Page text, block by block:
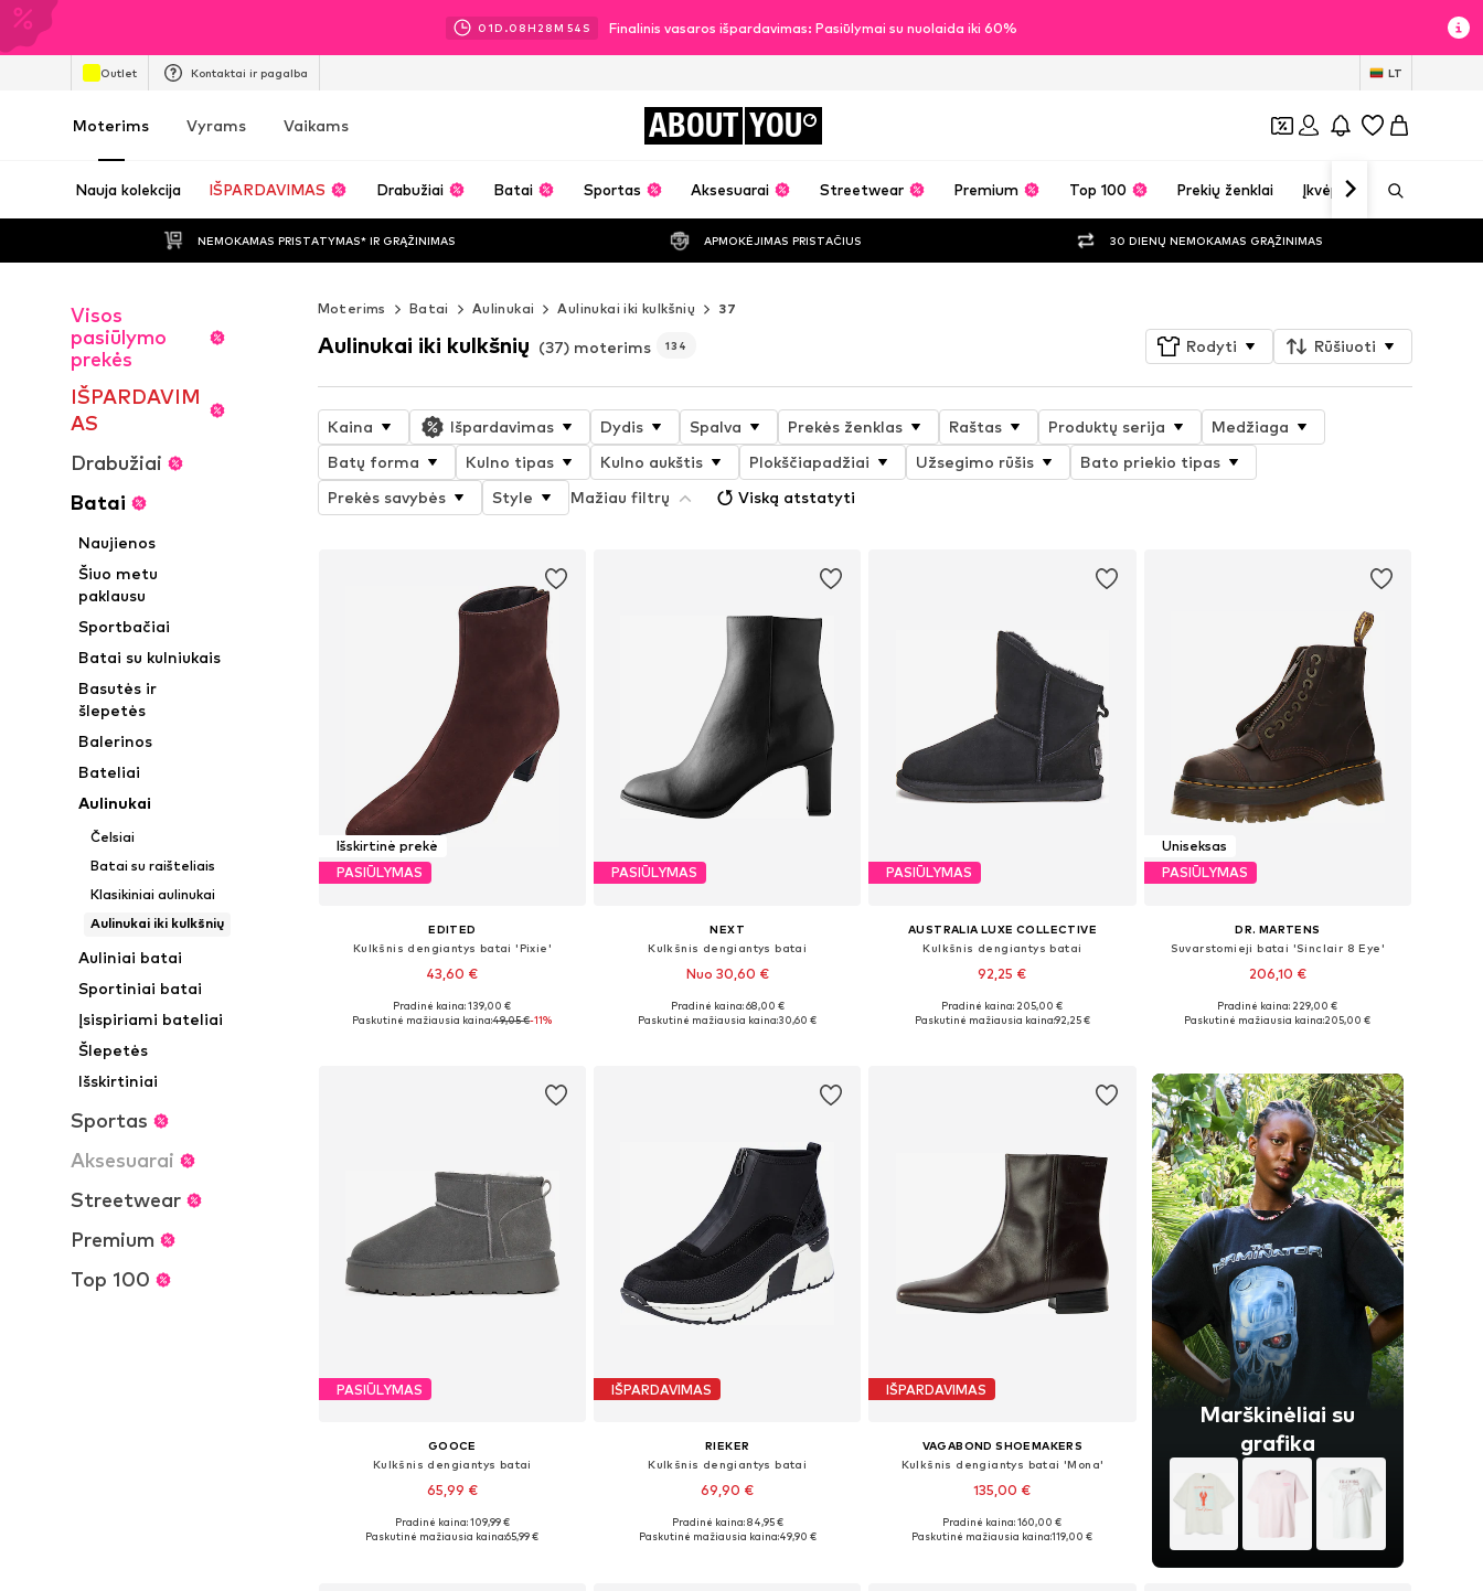
01D.08H 28M 52 S Finalinis vasaros išpardavimas: Pasiūlymai su nuolaida iki 60%
Outlet Kontaktai ir pagalba LT
Moterims Vyrams Vaikams ABOUT YOU
Nauja kolekcija IŠPARDAVIMAS Drabužiai Batai Sportas Aksesuarai Streetwear Premium Top 100 Prekių ženklai Įkvėpimas
NEMOKAMAS PRISTATYMAS* IR GRĄŽINIMAS APMOKĖJIMAS PRISTAČIUS 30 DIENŲ NEMOKAMAS GRĄŽINIMAS
Visos
pasiūlymo
prekės
IŠPARDAVIM
AS
Drabužiai
Batai
Naujienos
Šiuo metu
paklausu
Sportbačiai
Batai su kulniukais
Basutės ir
šlepetės
Balerinos
Bateliai
Aulinukai
Čelsiai
Batai su raišteliais
Klasikiniai aulinukai
Aulinukai iki kulkšnių
Auliniai batai
Sportiniai batai
Įsispiriami bateliai
Šlepetės
Išskirtiniai
Sportas
Aksesuarai
Streetwear
Premium
Top 100
Moterims Batai Aulinukai Aulinukai iki kulkšnių 37
Aulinukai iki kulkšnių (37) moterims 134 Rodyti Rūšiuoti
Kaina Išpardavimas Dydis Spalva Prekės ženklas Raštas Produktų serija
Medžiaga
Batų forma
Kulno tipas Kulno aukštis Plokščiapadžiai Užsegimo rūšis
Bato priekio tipas
Prekės savybės
Style Mažiau filtrų Viską atstatyti
Išskirtinė prekė
PASIŪLYMAS
EDITED
Kulkšnis dengiantys batai 'Pixie'
43,60 €
Galimi dydžiai: 36, 37, 38, 39, 40
Pradinė kaina: 139,00 €
Paskutinė mažiausia kaina:49,05 €-11%
PASIŪLYMAS
NEXT
Kulkšnis dengiantys batai
Nuo 30,60 €
Yra daugybė dydžių
Pradinė kaina: 68,00 €
Paskutinė mažiausia kaina:30,60 €
PASIŪLYMAS
AUSTRALIA LUXE COLLECTIVE
Kulkšnis dengiantys batai
92,25 €
Yra daugybė dydžių
Pradinė kaina: 205,00 €
Paskutinė mažiausia kaina:92,25 €
Uniseksas
PASIŪLYMAS
DR. MARTENS
Suvarstomieji batai 'Sinclair 8 Eye'
206,10 €
Yra daugybė dydžių
Pradinė kaina: 229,00 €
Paskutinė mažiausia kaina:205,00 €
PASIŪLYMAS
GOOCE
Kulkšnis dengiantys batai
65,99 €
+1
Galimi dydžiai: 36, 37, 38, 39, 40, 41
Pradinė kaina: 109,99 €
Paskutinė mažiausia kaina:65,99 €
IŠPARDAVIMAS
RIEKER
Kulkšnis dengiantys batai
69,90 €
Yra daugybė dydžių
Pradinė kaina: 84,95 €
Paskutinė mažiausia kaina:49,90 €
IŠPARDAVIMAS
VAGABOND SHOEMAKERS
Kulkšnis dengiantys batai 'Mona'
135,00 €
Galimi dydžiai: 36, 37, 38, 39, 40, 41
Pradinė kaina: 160,00 €
Paskutinė mažiausia kaina:119,00 €
Marškinėliai su
grafika